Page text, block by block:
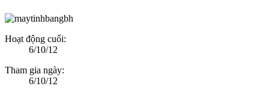
Hoạt động cuối:
6/10/12
Tham gia ngày:
6/10/12